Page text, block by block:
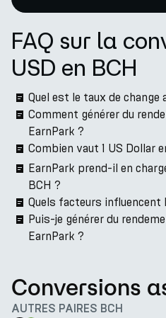
FAQ sur la
USD en BCH
Quel est le taux de change
Comment générer du
EarnPark ?
Combien vaut 1 US Dollar
EarnPark prend-il en
BCH ?
Quels facteurs influencent
Puis-je générer du
EarnPark ?
Conversions
AUTRES PAIRES BCH